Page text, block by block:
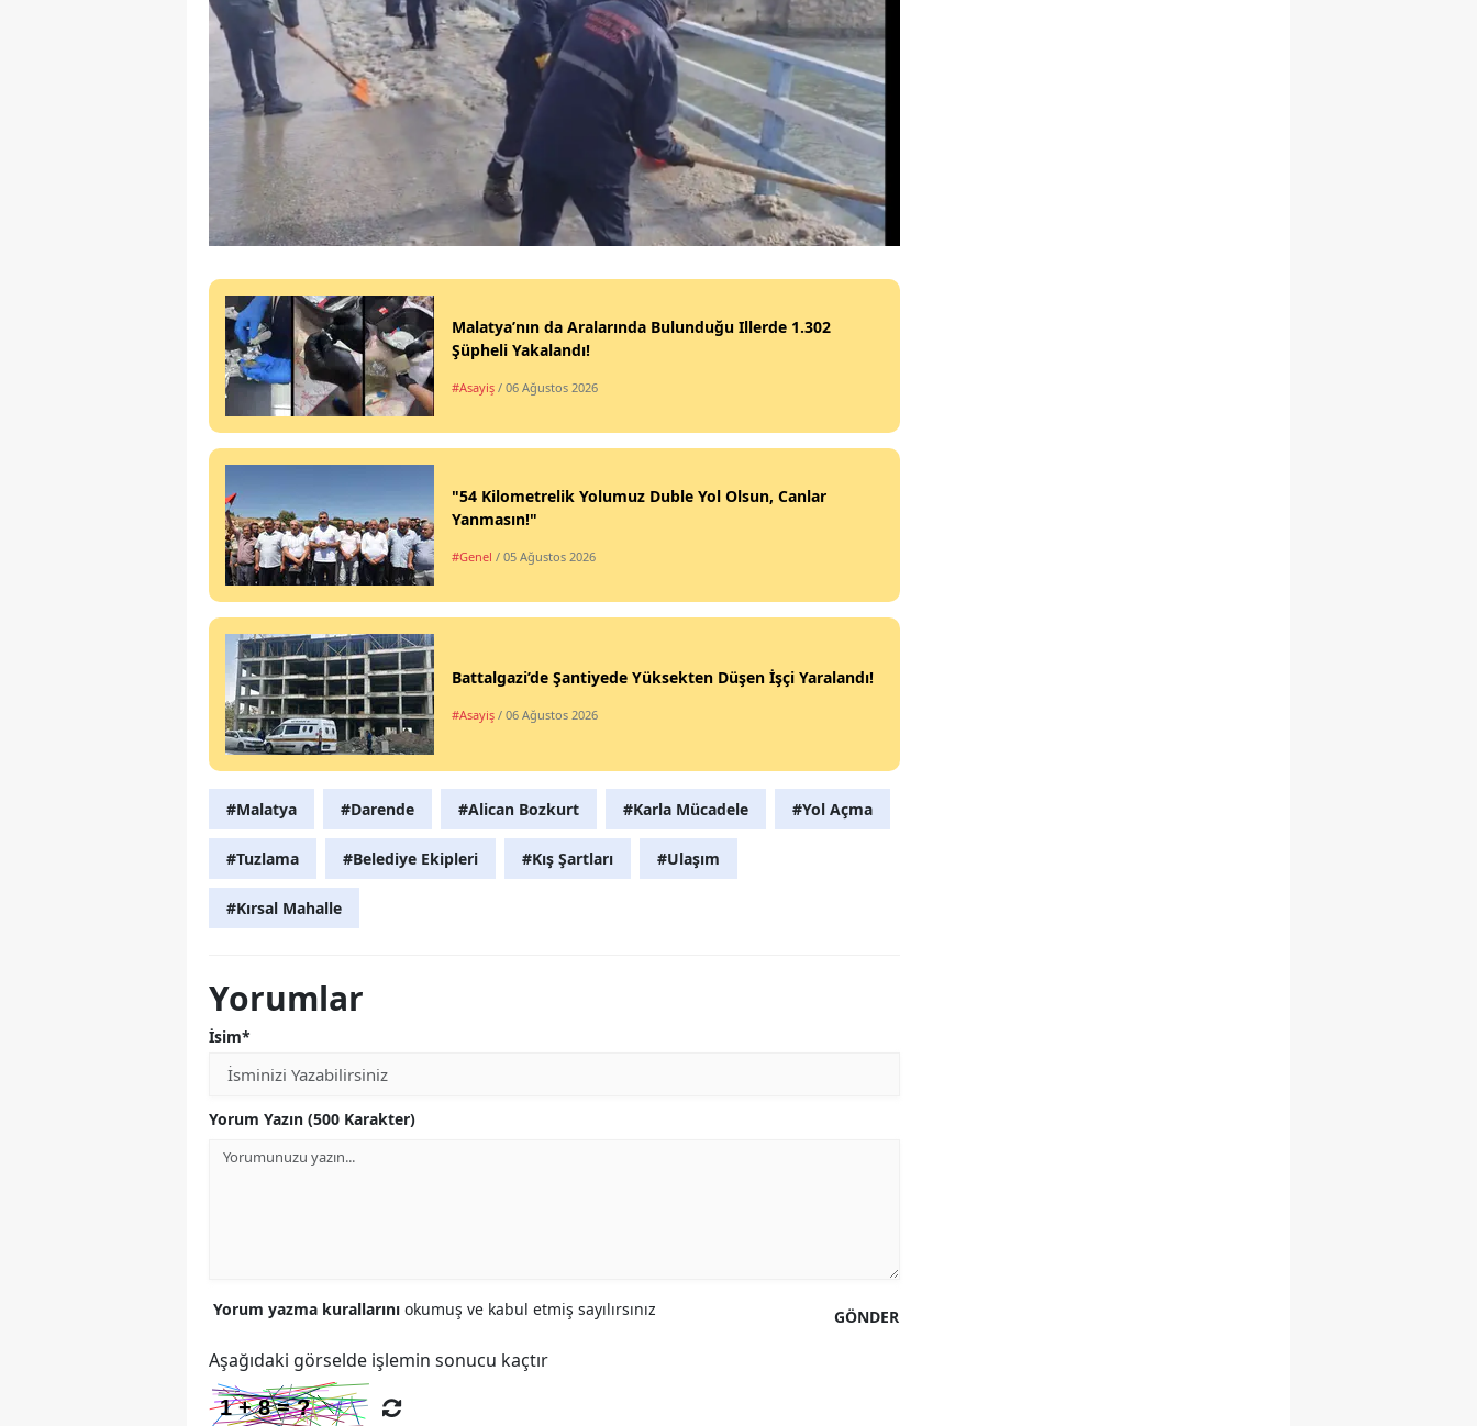
Malatya’nın da Aralarında Bulunduğu Illerde 1.302
Şüpheli Yakalandı!
#Asayiş / 06 Ağustos 2026
"54 Kilometrelik Yolumuz Duble Yol Olsun, Canlar
Yanmasın!"
#Genel / 05 Ağustos 2026
Battalgazi’de Şantiyede Yüksekten Düşen İşçi Yaralandı!
#Asayiş / 06 Ağustos 2026
#Malatya #Darende #Alican Bozkurt #Karla Mücadele #Yol Açma
#Tuzlama #Belediye Ekipleri #Kış Şartları #Ulaşım
#Kırsal Mahalle
Yorumlar
İsim*
Yorum Yazın (500 Karakter)
GÖNDER
Yorum yazma kurallarını okumuş ve kabul etmiş sayılırsınız
Aşağıdaki görselde işlemin sonucu kaçtır